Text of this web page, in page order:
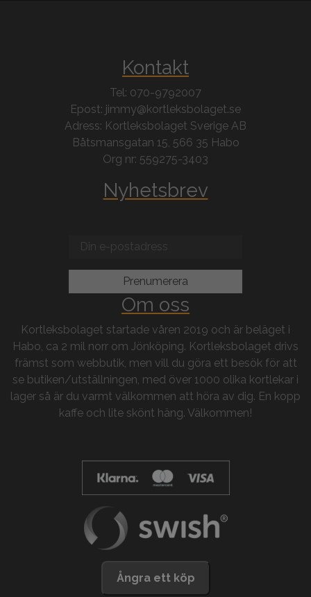
Kontakt
Tel: 070-9792007
Epost: jimmy@kortleksbolaget.se
Adress: Kortleksbolaget Sverige AB
Båtsmansgatan 15, 566 35 Habo
Org nr: 559275-3403
Nyhetsbrev
Om oss
Kortleksbolaget startade våren 2019 och är beläget i
Habo, ca 2 mil norr om Jönköping. Kortleksbolaget drivs
främst som webbutik, men vill du göra ett besök för att
se butiken/utställningen, med över 1000 olika kortlekar i
lager så är du varmt välkommen att höra av dig. En kopp
kaffe och lite skönt häng. Välkommen!
Ångra ett köp